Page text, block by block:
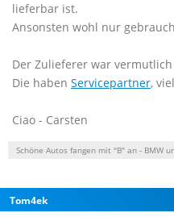
lieferbar ist.
Ansonsten wohl nur
Der Zulieferer war vermutlich
Die haben Servicepartner,
Ciao - Carsten
Schöne Autos fangen mit "B" an - BMW
Tom4ek